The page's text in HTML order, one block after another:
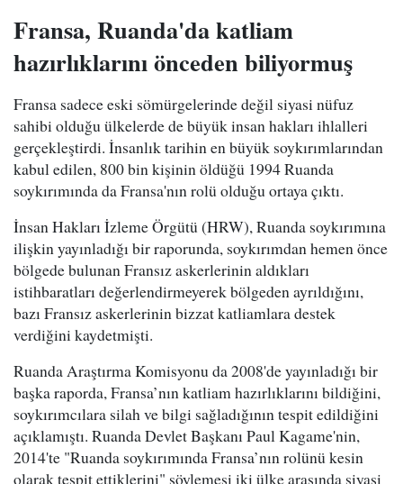
Fransa, Ruanda'da katliam
hazırlıklarını önceden biliyormuş
Fransa sadece eski sömürgelerinde değil siyasi nüfuz
sahibi olduğu ülkelerde de büyük insan hakları ihlalleri
gerçekleştirdi. İnsanlık tarihin en büyük soykırımlarından
kabul edilen, 800 bin kişinin öldüğü 1994 Ruanda
soykırımında da Fransa'nın rolü olduğu ortaya çıktı.
İnsan Hakları İzleme Örgütü (HRW), Ruanda soykırımına
ilişkin yayınladığı bir raporunda, soykırımdan hemen önce
bölgede bulunan Fransız askerlerinin aldıkları
istihbaratları değerlendirmeyerek bölgeden ayrıldığını,
bazı Fransız askerlerinin bizzat katliamlara destek
verdiğini kaydetmişti.
Ruanda Araştırma Komisyonu da 2008'de yayınladığı bir
başka raporda, Fransa’nın katliam hazırlıklarını bildiğini,
soykırımcılara silah ve bilgi sağladığının tespit edildiğini
açıklamıştı. Ruanda Devlet Başkanı Paul Kagame'nin,
2014'te "Ruanda soykırımında Fransa’nın rolünü kesin
olarak tespit ettiklerini" söylemesi iki ülke arasında siyasi